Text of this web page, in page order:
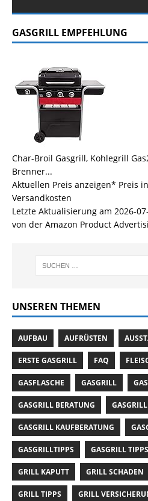
GASGRILL EMPFEHLUNG
Char-Broil Gasgrill, Kohlegrill
Brenner...
Aktuellen Preis anzeigen* Preis
Versandkosten
Letzte Aktualisierung am 2026-
von der Amazon Product
UNSEREN THEMEN
AUFBAU AUFRÜSTEN
ERSTE GASGRILL FAQ
GASFLASCHE GASGRILL
GASGRILL BERATUNG
GASGRILL KAUFBERATUNG
GASGRILLTIPPS GASGRILL TIPPS
GRILL KAPUTT GRILL SCHADEN
GRILL TIPPS GRILL